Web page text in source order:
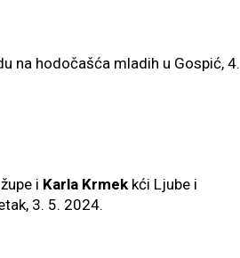
na hodočašća mladih u Gospić, 4.
i Karla Krmek kći Ljube i
3. 5. 2024.